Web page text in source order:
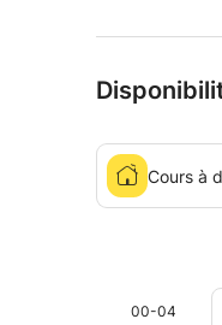
Cours à
00-04